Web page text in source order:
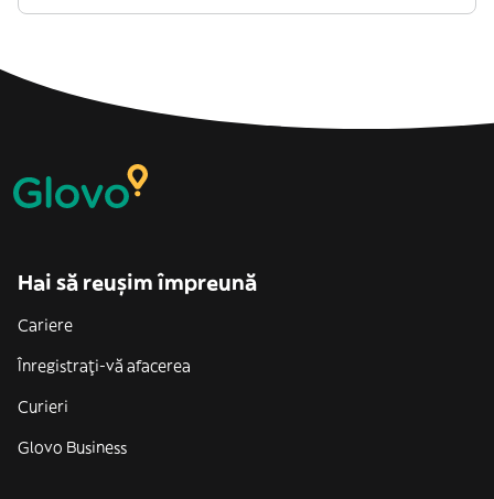
Hai să reușim împreună
Cariere
Înregistrați-vă afacerea
Curieri
Glovo Business